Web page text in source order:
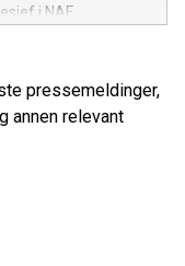
i NAF.
pressemeldinger,
annen relevant